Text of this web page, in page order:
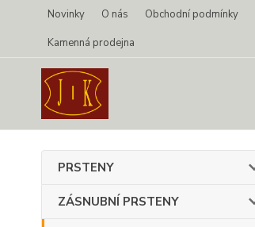
Novinky O nás Obchodní podmínky
Kamenná prodejna
PRSTENY
ZÁSNUBNÍ PRSTENY